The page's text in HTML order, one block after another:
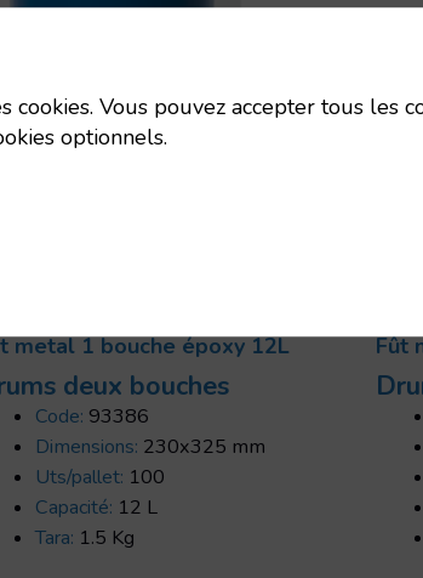
metal 1 bouche époxy 12L
deux bouches
Code: 93386
Dimensions: 230x325 mm
Uts/pallet: 100
Capacité: 12 L
Tara: 1.5 Kg
Fût
cookies. Vous pouvez accepter tous les
optionnels.